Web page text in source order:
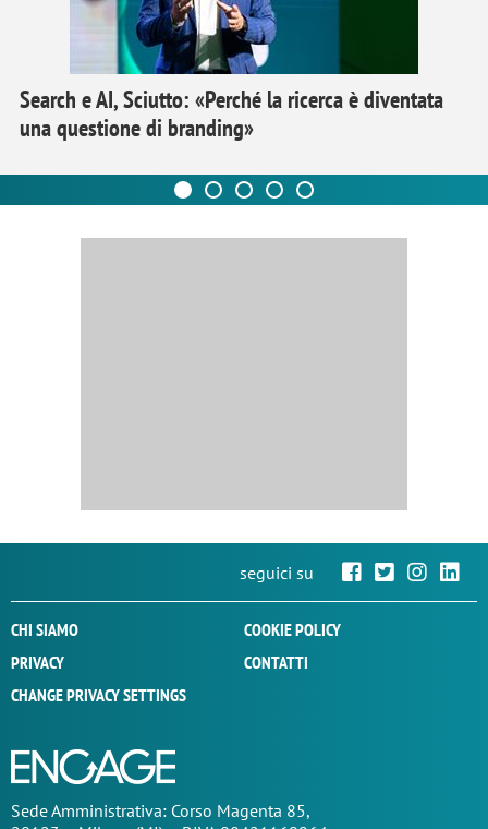
Search e AI, Sciutto: «Perché la ricerca è diventata
una questione di branding»
seguici su
CHI SIAMO
COOKIE POLICY
PRIVACY
CONTATTI
CHANGE PRIVACY SETTINGS
SedeAmministrativa: Corso Magenta 85,